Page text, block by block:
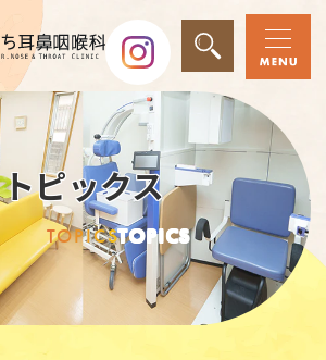
トピックス
TOPICSTOPICS